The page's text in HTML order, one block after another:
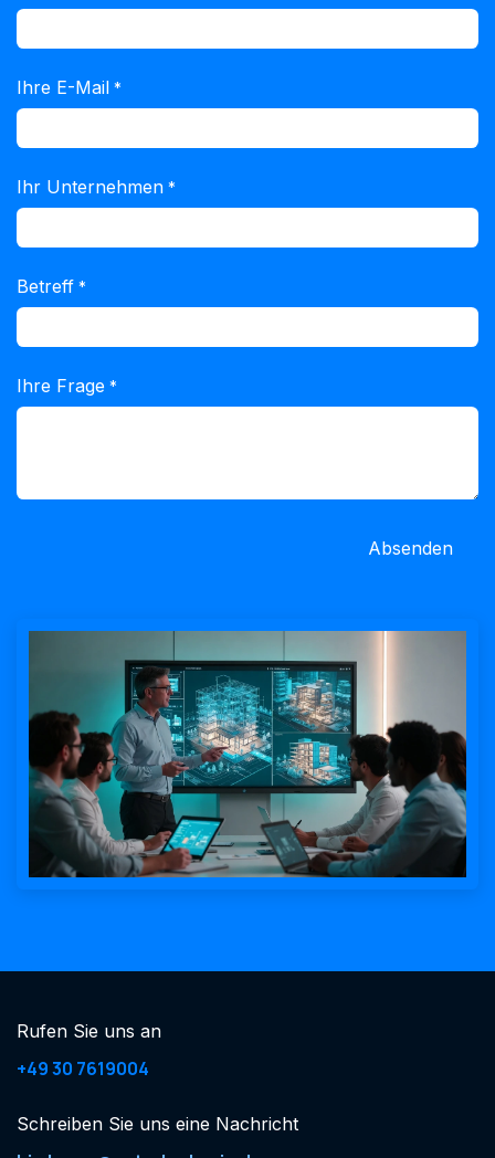
Ihre E-Mail *
Ihr Unternehmen *
Betreff *
Ihre Frage *
Absenden
Rufen Sie uns an
+49 30 7619004
Schreiben Sie uns eine Nachricht